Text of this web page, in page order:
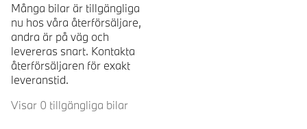
Många bilar är tillgängliga
nu hos våra återförsäljare,
andra är på väg och
levereras snart. Kontakta
återförsäljaren för exakt
leveranstid.
Visar 0 tillgängliga bilar